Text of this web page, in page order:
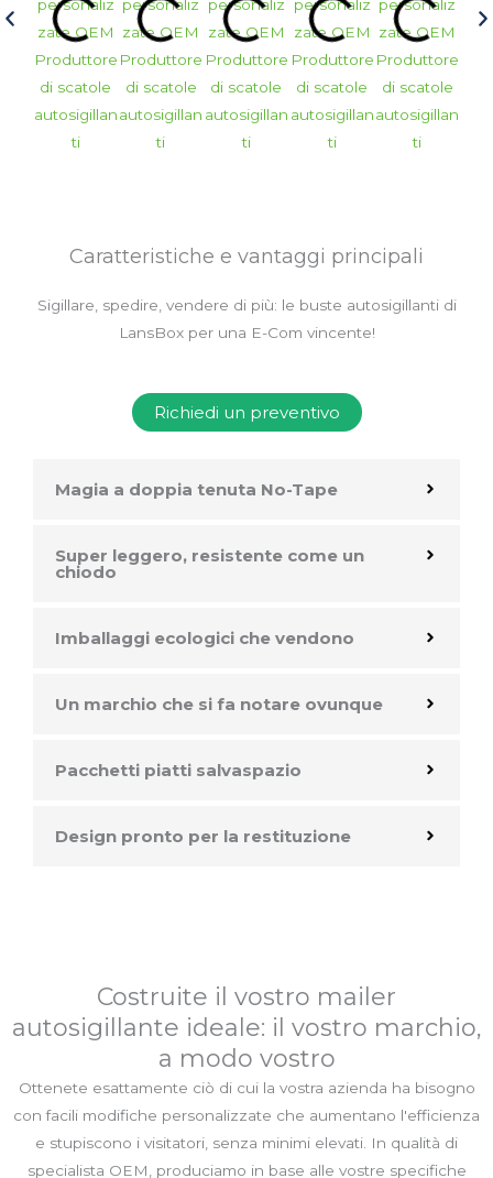
Caratteristiche e vantaggi principali
Sigillare, spedire, vendere di più: le buste autosigillanti di
LansBox per una E-Com vincente!
Richiedi un preventivo
Magia a doppia tenuta No-Tape
Super leggero, resistente come un
chiodo
Imballaggi ecologici che vendono
Un marchio che si fa notare ovunque
Pacchetti piatti salvaspazio
Design pronto per la restituzione
Costruite il vostro mailer
autosigillante ideale: il vostro marchio,
a modo vostro
Ottenete esattamente ciò di cui la vostra azienda ha bisogno
con facili modifiche personalizzate che aumentano l'efficienza
e stupiscono i visitatori, senza minimi elevati. In qualità di
specialista OEM, produciamo in base alle vostre specifiche